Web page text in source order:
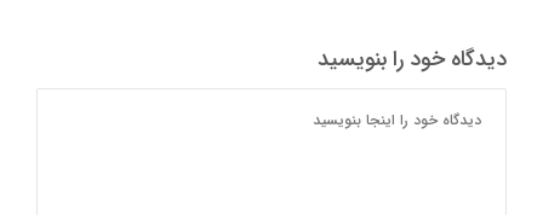
دیدگاه خود را بنویسید